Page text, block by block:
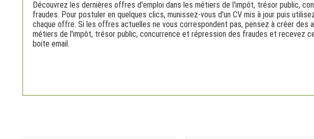
Découvrez les dernières offres d'emploi dans les métiers de l'impôt, trésor public,
fraudes. Pour postuler en quelques clics, munissez-vous d'un CV mis à jour puis
chaque offre. Si les offres actuelles ne vous correspondent pas, pensez à créer des
métiers de l'impôt, trésor public, concurrence et répression des fraudes et recevez
boite email.